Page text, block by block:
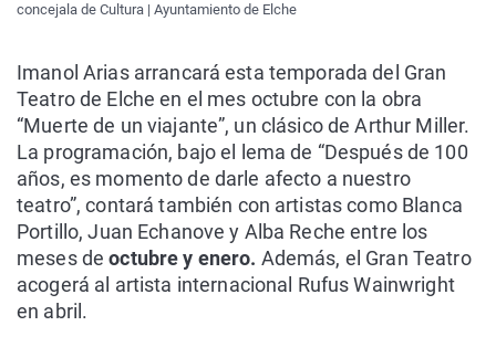
concejala de Cultura | Ayuntamiento de Elche
Imanol Arias arrancará esta temporada del Gran
Teatro de Elche en el mes octubre con la obra
“Muerte de un viajante”, un clásico de Arthur Miller.
La programación, bajo el lema de “Después de 100
años, es momento de darle afecto a nuestro
teatro”, contará también con artistas como Blanca
Portillo, Juan Echanove y Alba Reche entre los
meses deoctubre y enero. Además, el Gran Teatro
acogerá al artista internacional Rufus Wainwright
en abril.